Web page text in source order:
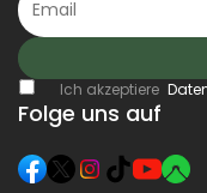
Ich akzeptiere
Folge uns auf